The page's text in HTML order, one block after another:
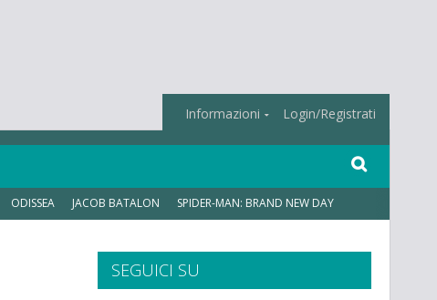
Informazioni Login/Registrati
ODISSEA JACOB BATALON SPIDER-MAN: BRAND NEW DAY
SEGUICI SU